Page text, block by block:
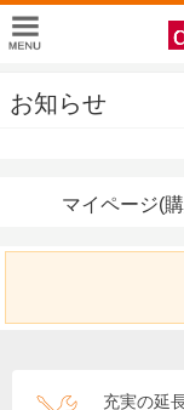
お知らせ
マイページ(
充実の延